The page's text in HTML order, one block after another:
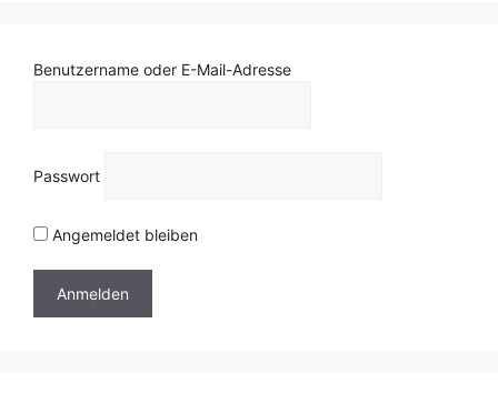
Benutzername oder E-Mail-Adresse
Passwort
Angemeldet bleiben